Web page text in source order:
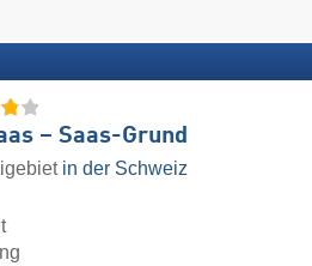
– Saas-Grund
in der Schweiz